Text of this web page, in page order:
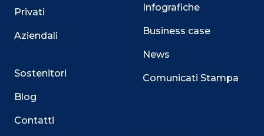
Privati
Aziendali
Sostenitori
Blog
Contatti
Infografiche
Business case
News
Comunicati Stampa